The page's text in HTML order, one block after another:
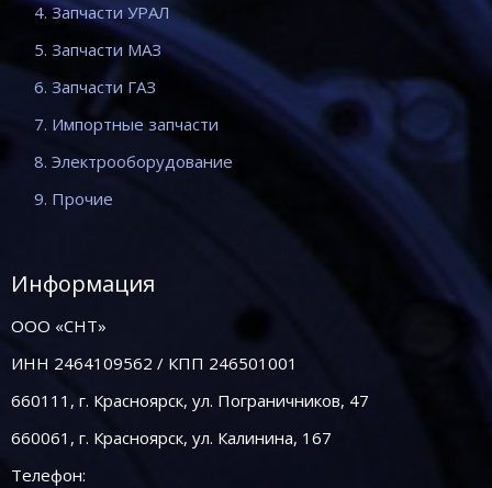
4. Запчасти УРАЛ
5. Запчасти МАЗ
6. Запчасти ГАЗ
7. Импортные запчасти
8. Электрооборудование
9. Прочие
Информация
ООО «СНТ»
ИНН 2464109562 / КПП 246501001
660111, г. Красноярск, ул. Пограничников, 47
660061, г. Красноярск, ул. Калинина, 167
Телефон: